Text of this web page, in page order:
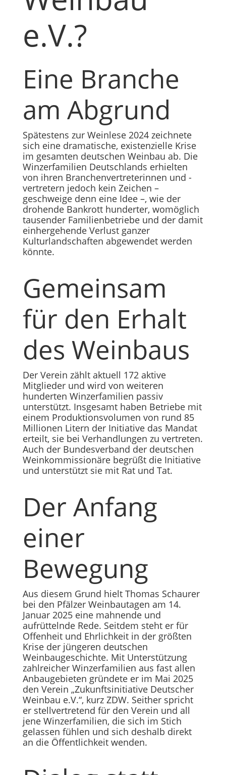
e.V.?
Eine Branche
am Abgrund
Spätestens zur Weinlese 2024 zeichnete
sich eine dramatische, existenzielle Krise
im gesamten deutschen Weinbau ab. Die
Winzerfamilien Deutschlands erhielten
von ihren Branchenvertreterinnen und -
vertretern jedoch kein Zeichen –
geschweige denn eine Idee –, wie der
drohende Bankrott hunderter, womöglich
tausender Familienbetriebe und der damit
einhergehende Verlust ganzer
Kulturlandschaften abgewendet werden
könnte.
Gemeinsam
für den Erhalt
des Weinbaus
Der Verein zählt aktuell 172 aktive
Mitglieder und wird von weiteren
hunderten Winzerfamilien passiv
unterstützt. Insgesamt haben Betriebe mit
einem Produktionsvolumen von rund 85
Millionen Litern der Initiative das Mandat
erteilt, sie bei Verhandlungen zu vertreten.
Auch der Bundesverband der deutschen
Weinkommissionäre begrüßt die Initiative
und unterstützt sie mit Rat und Tat.
Der Anfang
einer
Bewegung
Aus diesem Grund hielt Thomas Schaurer
bei den Pfälzer Weinbautagen am 14.
Januar 2025 eine mahnende und
aufrüttelnde Rede. Seitdem steht er für
Offenheit und Ehrlichkeit in der größten
Krise der jüngeren deutschen
Weinbaugeschichte. Mit Unterstützung
zahlreicher Winzerfamilien aus fast allen
Anbaugebieten gründete er im Mai 2025
den Verein „Zukunftsinitiative Deutscher
Weinbau e.V.“, kurz ZDW. Seither spricht
er stellvertretend für den Verein und all
jene Winzerfamilien, die sich im Stich
gelassen fühlen und sich deshalb direkt
an die Öffentlichkeit wenden.